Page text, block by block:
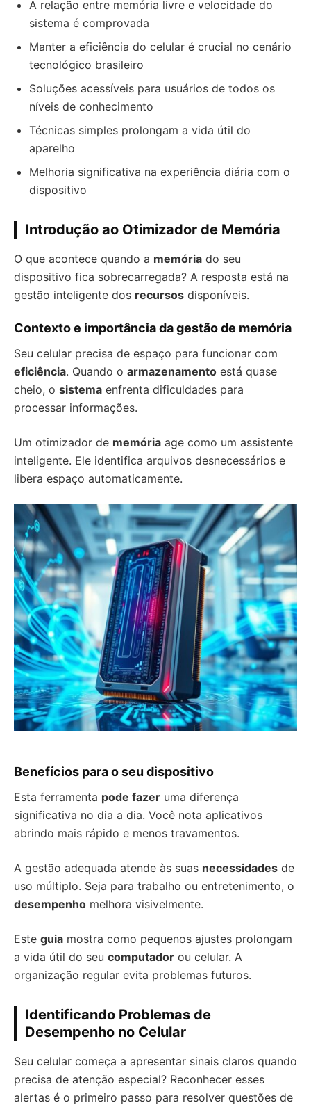
A relação entre memória livre e velocidade do
sistema é comprovada
Manter a eficiência do celular é crucial no cenário
tecnológico brasileiro
Soluções acessíveis para usuários de todos os
níveis de conhecimento
Técnicas simples prolongam a vida útil do
aparelho
Melhoria significativa na experiência diária com o
dispositivo
Introdução ao Otimizador de Memória
O que acontece quando a memória do seu
dispositivo fica sobrecarregada? A resposta está na
gestão inteligente dos recursos disponíveis.
Contexto e importância da gestão de memória
Seu celular precisa de espaço para funcionar com
eficiência. Quando o armazenamento está quase
cheio, o sistema enfrenta dificuldades para
processar informações.
Um otimizador de memória age como um assistente
inteligente. Ele identifica arquivos desnecessários e
libera espaço automaticamente.
Benefícios para o seu dispositivo
Esta ferramenta pode fazer uma diferença
significativa no dia a dia. Você nota aplicativos
abrindo mais rápido e menos travamentos.
A gestão adequada atende às suas necessidades de
uso múltiplo. Seja para trabalho ou entretenimento, o
desempenho melhora visivelmente.
Este guia mostra como pequenos ajustes prolongam
a vida útil do seu computador ou celular. A
organização regular evita problemas futuros.
Identificando Problemas de
Desempenho no Celular
Seu celular começa a apresentar sinais claros quando
precisa de atenção especial? Reconhecer esses
alertas é o primeiro passo para resolver questões de